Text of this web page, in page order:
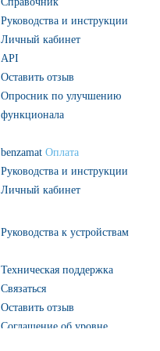
Руководства и инструкции
Личный кабинет
API
Оставить отзыв
Опросник по улучшению
функционала
benzamat Оплата
Руководства и инструкции
Личный кабинет
Руководства к устройствам
Техническая поддержка
Связаться
Оставить отзыв
Соглашение об уровне